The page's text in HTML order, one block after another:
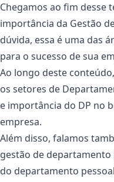
Chegamos ao fim desse
importância da Gestão
dúvida, essa é uma das
para o sucesso de sua
Ao longo deste
os setores de
e importância do DP no
empresa.
Além disso, falamos
gestão de departamento
do departamento